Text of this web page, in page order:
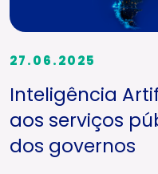
27.06.2025
Inteligência
aos serviços
dos governos